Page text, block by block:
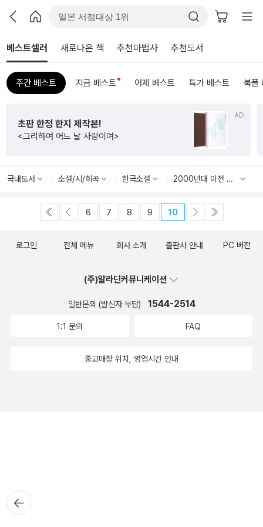
베스트셀러 새로나온 책 추천마법사 추천도서
주간 베스트 지금 베스트 어제 베스트 특가 베스트 북플
AD
초판 한정 한지 제작본!
<그리하여 어느 날 사랑이여>
국내도서 소설/시/희곡 한국소설 2000년대 이전 한국소설
6 7 8 9 10
뒤로가
기
로그인 전체 메뉴 회사 소개 출판사 안내 PC 버전
(주)알라딘커뮤니케이션
일반문의 (발신자 부담) 1544-2514
1:1 문의 FAQ
중고매장 위치, 영업시간 안내